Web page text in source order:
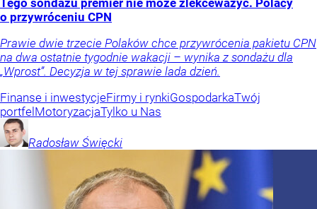
o przywróceniu CPN
Prawie dwie trzecie Polaków chce przywrócenia pakietu CPN
na dwa ostatnie tygodnie wakacji – wynika z sondażu dla
„Wprost”. Decyzja w tej sprawie lada dzień.
Finanse i inwestycjeFirmy i rynkiGospodarkaTwój
portfelMotoryzacjaTylko u Nas
Radosław Święcki